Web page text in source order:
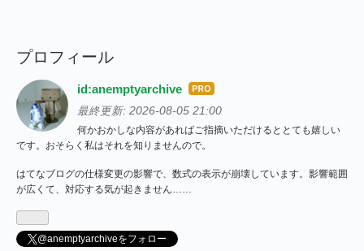
プロフィール
id:anemptyarchive はて
なブ
ログ
Pro
最終更新: 2026-08-05 21:00
何かおかしな内容があればご指摘いただけるととても嬉しい
です。おそらく私はそれを知りませんので。
はてなブログの仕様変更の影響で、数式の表示が崩壊しています。影響範囲
が広くて、対応する気が起きません……
@anemptyarchiveをフォロー